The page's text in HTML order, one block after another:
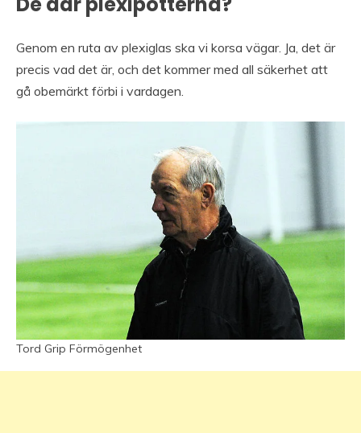
Genom en ruta av plexiglas ska vi korsa vägar. Ja, det är
precis vad det är, och det kommer med all säkerhet att
gå obemärkt förbi i vardagen.
Tord Grip Förmögenhet